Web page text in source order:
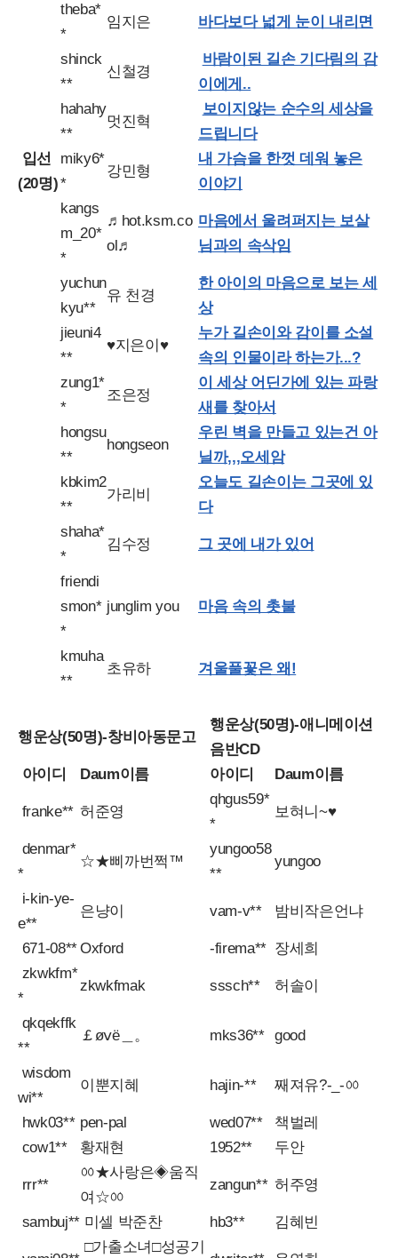
입선
(20명)
theba*
*
임지은 바다보다 넓게 눈이 내리면
shinck
**
신철경
바람이된 길손 기다림의 감
이에게..
hahahy
**
멋진혁
보이지않는 순수의 세상을
드립니다
miky6*
*
강민형
내 가슴을 한껏 데워 놓은
이야기
kangs
m_20*
*
♬hot.ksm.co
ol♬
마음에서 울려퍼지는 보살
님과의 속삭임
yuchun
kyu**
유 천경
한 아이의 마음으로 보는 세
상
jieuni4
**
♥지은이♥
누가 길손이와 감이를 소설
속의 인물이라 하는가...?
zung1*
*
조은정
이 세상 어딘가에 있는 파랑
새를 찾아서
hongsu
**
hongseon
우린 벽을 만들고 있는건 아
닐까,,,오세암
kbkim2
**
가리비
오늘도 길손이는 그곳에 있
다
shaha*
*
김수정 그 곳에 내가 있어
friendi
smon*
*
junglim you 마음 속의 촛불
kmuha
**
초유하 겨울풀꽃은 왜!
행운상(50명)-창비아동문고
행운상(50명)-애니메이션
음반CD
아이디
Daum이름 아이디 Daum이름
franke** 허준영
qhgus59*
*
보혀니~♥
denmar*
*
☆★삐까번쩍™
yungoo58
**
yungoo
i-kin-ye-
e**
은냥이 vam-v** 밤비작은언냐
671-08**Oxford -firema** 장세희
zkwkfm*
*
zkwkfmak sssch** 허솔이
qkqekffk
**
￡øⅴё＿。 mks36** good
wisdom
wi**
이뿐지혜 hajin-** 째져유?-_-ㆀ
hwk03** pen-pal wed07**
책벌레
cow1**
황재현 1952** 두안
rrr**
ㆀ★사랑은◈움직
여☆ㆀ
zangun** 허주영
sambuj** 미셀 박준찬 hb3** 김혜빈
□가출소녀□성공기